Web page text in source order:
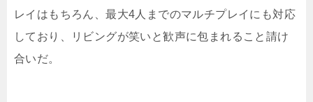
レイはもちろん、最大4人までのマルチプレイにも対応
しており、リビングが笑いと歓声に包まれること請け
合いだ。